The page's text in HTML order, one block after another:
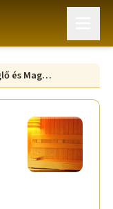
Csillagkert Vendéglő és Magánszállás